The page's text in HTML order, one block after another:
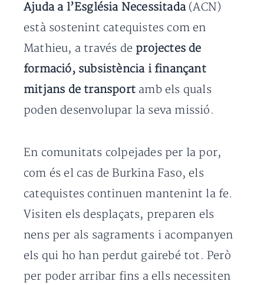
Ajuda a l’Església Necessitada (ACN)
està sostenint catequistes com en
Mathieu, a través de projectes de
formació, subsistència i finançant
mitjans de transport amb els quals
poden desenvolupar la seva missió.
En comunitats colpejades per la por,
com és el cas de Burkina Faso, els
catequistes continuen mantenint la fe.
Visiten els desplaçats, preparen els
nens per als sagraments i acompanyen
els qui ho han perdut gairebé tot. Però
per poder arribar fins a ells necessiten